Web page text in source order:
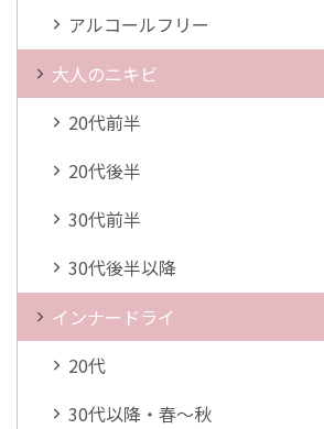
アルコールフリー
大人のニキビ
20代前半
20代後半
30代前半
30代後半以降
インナードライ
20代
30代以降・春～秋